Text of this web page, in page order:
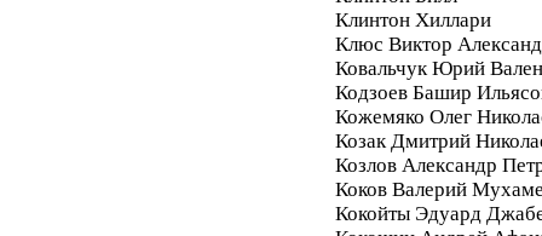
Клинтон Хиллари
Клюс Виктор
Ковальчук Юрий
Кодзоев Башир
Кожемяко Олег
Козак Дмитрий
Козлов Александр
Коков Валерий
Кокойты Эдуард